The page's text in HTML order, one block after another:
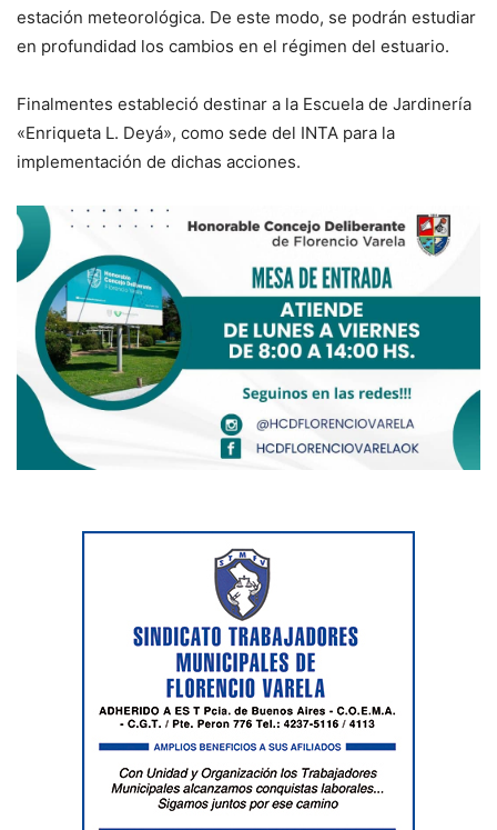
estación meteorológica. De este modo, se podrán estudiar
en profundidad los cambios en el régimen del estuario.
Finalmentes estableció destinar a la Escuela de Jardinería
«Enriqueta L. Deyá», como sede del INTA para la
implementación de dichas acciones.